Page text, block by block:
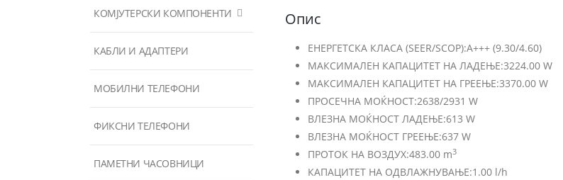
Опис
ЕНЕРГЕТСКА КЛАСА (SEER/SCOP):A+++ (9.30/4.60)
МАКСИМАЛЕН КАПАЦИТЕТ НА ЛАДЕЊЕ:3224.00 W
МАКСИМАЛЕН КАПАЦИТЕТ НА ГРЕЕЊЕ:3370.00 W
ПРОСЕЧНА МОЌНОСТ:2638/2931 W
ВЛЕЗНА МОЌНОСТ ЛАДЕЊЕ:613 W
ВЛЕЗНА МОЌНОСТ ГРЕЕЊЕ:637 W
ПРОТОК НА ВОЗДУХ:483.00 m3
КАПАЦИТЕТ НА ОДВЛАЖНУВАЊЕ:1.00 l/h
КОМЈУТЕРСКИ КОМПОНЕНТИ
КАБЛИ И АДАПТЕРИ
МОБИЛНИ ТЕЛЕФОНИ
ФИКСНИ ТЕЛЕФОНИ
ПАМЕТНИ ЧАСОВНИЦИ